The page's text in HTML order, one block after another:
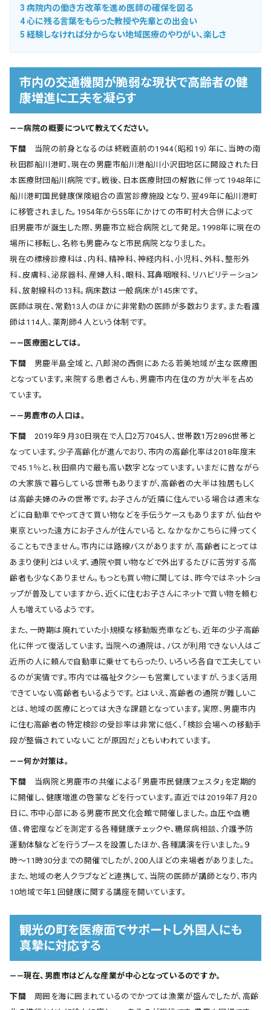
3 病院内の働き方改革を進め医師の確保を図る
4心に残る言葉をもらった教授や先輩との出会い
5 経験しなければ分からない地域医療のやりがい、楽しさ
市内の交通機関が脆弱な現状で高齢者の健
康増進に工夫を凝らす
――病院の概要について教えてください。
下間
当院の前身となるのは終戦直前の1944（昭和19）年に、当時の南
秋田郡船川港町、現在の男鹿市船川港船川小沢田地区に開設された日
本医療財団船川病院です。戦後、日本医療財団の解散に伴って1948年に
船川港町国民健康保険組合の直営診療施設となり、翌49年に船川港町
に移管されました。1954年から55年にかけての市町村大合併によって
旧男鹿市が誕生した際、男鹿市立総合病院として発足。1998年に現在の
場所に移転し、名称も男鹿みなと市民病院となりました。
現在の標榜診療科は、内科、精神科、神経内科、小児科、外科、整形外
科、皮膚科、泌尿器科、産婦人科、眼科、耳鼻咽喉科、リハビリテーション
科、放射線科の13科。病床数は一般病床が145床です。
医師は現在、常勤13人のほかに非常勤の医師が多数おります。また看護
師は114人、薬剤師４人という体制です。
――医療圏としては。
下間
男鹿半島全域と、八郎潟の西側にあたる若美地域が主な医療圏
となっています。来院する患者さんも、男鹿市内在住の方が大半を占め
ています。
――男鹿市の人口は。
下間
2019年９月30日現在で人口2万7045人、世帯数1万2896世帯と
なっています。少子高齢化が進んでおり、市内の高齢化率は2018年度末
で45.1％と、秋田県内で最も高い数字となっています。いまだに昔ながら
の大家族で暮らしている世帯もありますが、高齢者の大半は独居もしく
は高齢夫婦のみの世帯です。お子さんが近隣に住んでいる場合は週末な
どに自動車でやってきて買い物などを手伝うケースもありますが、仙台や
東京といった遠方にお子さんが住んでいると、なかなかこちらに帰ってく
ることもできません。市内には路線バスがありますが、高齢者にとっては
あまり便利とはいえず、通院や買い物などで外出するたびに苦労する高
齢者も少なくありません。もっとも買い物に関しては、昨今ではネットショ
ップが普及していますから、近くに住むお子さんにネットで買い物を頼む
人も増えているようです。
また、一時期は廃れていた小規模な移動販売車なども、近年の少子高齢
化に伴って復活しています。当院への通院は、バスが利用できない人はご
近所の人に頼んで自動車に乗せてもらったり、いろいろ各自で工夫してい
るのが実情です。市内では福祉タクシーも営業していますが、うまく活用
できていない高齢者もいるようです。とはいえ、高齢者の通院が難しいこ
とは、地域の医療にとっては大きな課題となっています。実際、男鹿市内
に住む高齢者の特定検診の受診率は非常に低く、「検診会場への移動手
段が整備されていないことが原因だ」ともいわれています。
――何か対策は。
下間
当病院と男鹿市の共催による「男鹿市民健康フェスタ」を定期的
に開催し、健康増進の啓蒙などを行っています。直近では2019年７月20
日に、市中心部にある男鹿市民文化会館で開催しました。血圧や血糖
値、骨密度などを測定する各種健康チェックや、糖尿病相談、介護予防
運動体験などを行うブースを設置したほか、各種講演を行いました。９
時〜11時30分までの開催でしたが、200人ほどの来場者がありました。
また、地域の老人クラブなどと連携して、当院の医師が講師となり、市内
10地域で年１回健康に関する講座を開いています。
観光の町を医療面でサポートし外国人にも
真摯に対応する
――現在、男鹿市はどんな産業が中心となっているのですか。
下間
周囲を海に囲まれているのでかつては漁業が盛んでしたが、高齢